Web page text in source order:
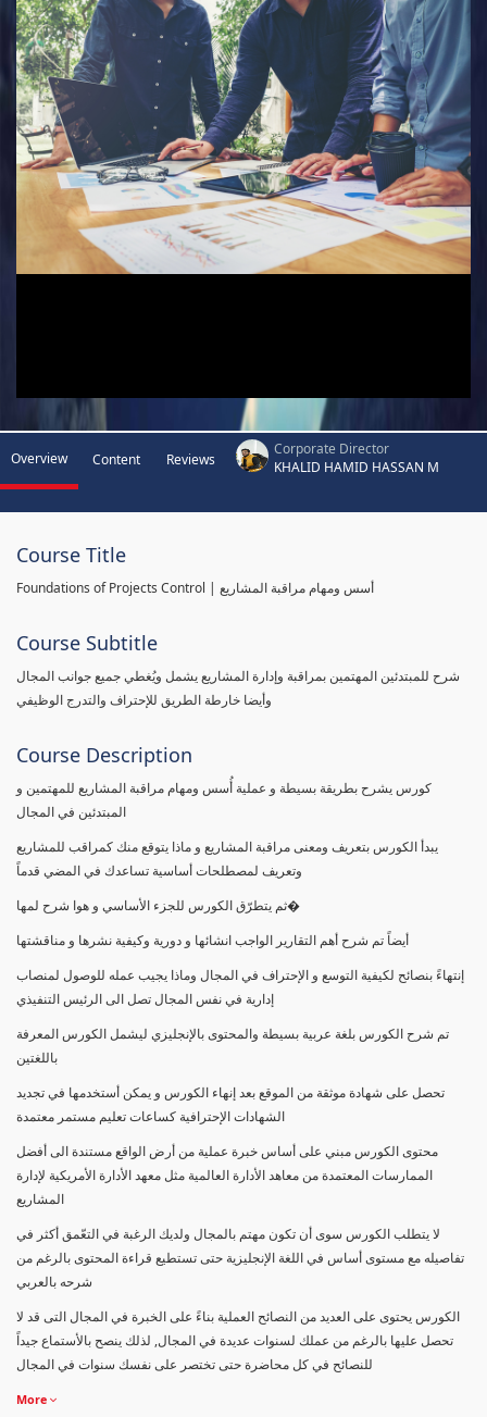
Overview Content Reviews
Corporate Director
KHALID HAMID HASSAN M
Course Title
Foundations of Projects Control | أسس ومهام مراقبة المشاريع
Course Subtitle
شرح للمبتدئين المهتمين بمراقبة وإدارة المشاريع يشمل ويُغطي جميع جوانب المجال
وأيضا خارطة الطريق للإحتراف والتدرج الوظيفي
Course Description
كورس يشرح بطريقة بسيطة و عملية أُسس ومهام مراقبة المشاريع للمهتمين و
المبتدئين في المجال
يبدأ الكورس بتعريف ومعنى مراقبة المشاريع و ماذا يتوقع منك كمراقب للمشاريع
وتعريف لمصطلحات أساسية تساعدك في المضي قدماً
ثم يتطرّق الكورس للجزء الأساسي و هوا شرح لمها�
أيضاً تم شرح أهم التقارير الواجب انشائها و دورية وكيفية نشرها و مناقشتها
إنتهاءً بنصائح لكيفية التوسع و الإحتراف في المجال وماذا يجيب عمله للوصول لمنصاب
إدارية في نفس المجال تصل الى الرئيس التنفيذي
تم شرح الكورس بلغة عربية بسيطة والمحتوى بالإنجليزي ليشمل الكورس المعرفة
باللغتين
تحصل على شهادة موثقة من الموقع بعد إنهاء الكورس و يمكن أستخدمها في تجديد
الشهادات الإحترافية كساعات تعليم مستمر معتمدة
محتوى الكورس مبني على أساس خبرة عملية من أرض الواقع مستندة الى أفضل
الممارسات المعتمدة من معاهد الأدارة العالمية مثل معهد الأدارة الأمريكية لإدارة
المشاريع
لا يتطلب الكورس سوى أن تكون مهتم بالمجال ولديك الرغبة في التعّمق أكثر في
تفاصيله مع مستوى أساس في اللغة الإنجليزية حتى تستطيع قراءة المحتوى بالرغم من
شرحه بالعربي
الكورس يحتوى على العديد من النصائح العملية بناءً على الخبرة في المجال التى قد لا
تحصل عليها بالرغم من عملك لسنوات عديدة في المجال, لذلك ينصح بالأستماع جيداً
للنصائح في كل محاضرة حتى تختصر على نفسك سنوات في المجال
More